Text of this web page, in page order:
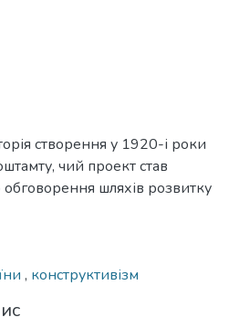
створення у 1920-і роки
чий проект став
шляхів розвитку
, конструктивізм